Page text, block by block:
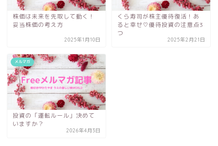
株価は未来を先取して動く！
妥当株価の考え方
2025年1月10日
くら寿司が株主優待復活！あ
ると幸せ♡優待投資の注意点3
つ
2025年2月21日
メルマガ
投資の「運転ルール」決めて
いますか？
2026年4月3日